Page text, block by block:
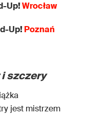
Up!Wrocław
Up!Poznań
i szczery
jest mistrzem